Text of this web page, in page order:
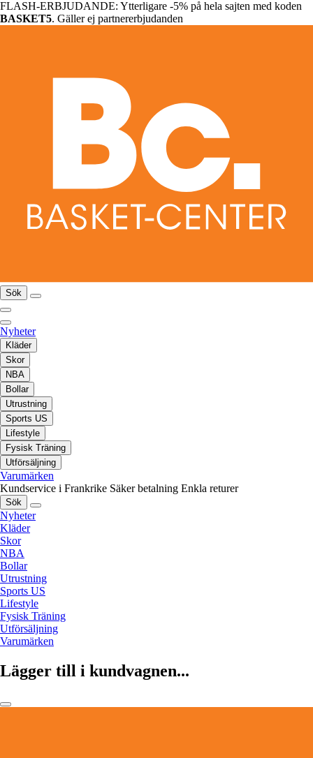
FLASH-ERBJUDANDE: Ytterligare -5% på hela sajten med koden
BASKET5. Gäller ej partnererbjudanden
Sök
Nyheter
Kläder
Skor
NBA
Bollar
Utrustning
Sports US
Lifestyle
Fysisk Träning
Utförsäljning
Varumärken
Kundservice i Frankrike Säker betalning Enkla returer
Sök
Nyheter
Kläder
Skor
NBA
Bollar
Utrustning
Sports US
Lifestyle
Fysisk Träning
Utförsäljning
Varumärken
Lägger till i kundvagnen...